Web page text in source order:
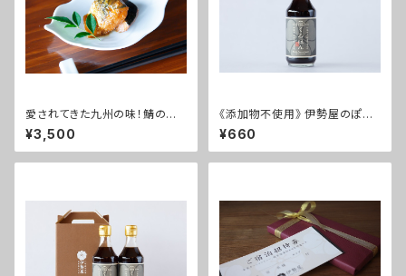
愛されてきた九州の味！鯖の糠
床炊き(1箱:2切れ×8パック入)
¥3,500
《添加物不使用》 伊勢屋のぽん
酢 くろぽん
¥660